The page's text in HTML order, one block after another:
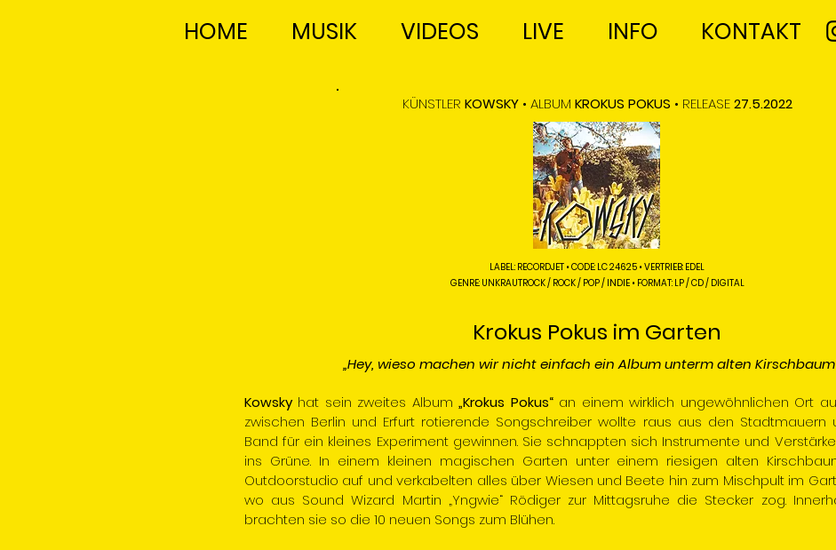
HOME MUSIK VIDEOS LIVE INFO KONTAKT
KÜNSTLER KOWSKY• ALBUM KROKUS POKUS • RELEASE27.5.2022
LABEL: RECORDJET • CODE: LC 24625 • VERTRIEB: EDEL
GENRE: UNKRAUTROCK / ROCK / POP / INDIE • FORMAT: LP / CD / DIGITAL
Krokus Pokus im Garten
„Hey, wieso machen wir nicht einfach ein Album unterm alten
Kowskyhat sein zweites Album„Krokus Pokus“an einem wirklich ungewöhnlichen Ort
zwischen Berlin und Erfurt rotierende Songschreiber wollte raus aus den Stadtmauern
Band für ein kleines Experiment gewinnen. Sie schnappten sich Instrumente und
ins Grüne. In einem kleinen magischen Garten unter einem riesigen alten
Outdoorstudio auf und verkabelten alles über Wiesen und Beete hin zum Mischpult im
wo aus Sound Wizard Martin „Yngwie“ Rödiger zur Mittagsruhe die Stecker zog.
brachten sie so die 10 neuen Songs zum Blühen.